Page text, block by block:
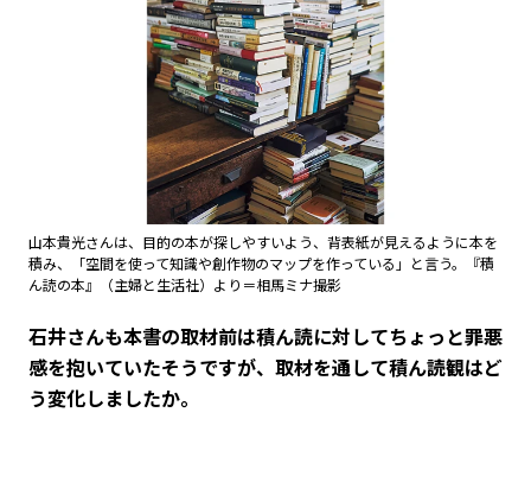
山本貴光さんは、目的の本が探しやすいよう、背表紙が見えるように本を
積み、「空間を使って知識や創作物のマップを作っている」と言う。『積
ん読の本』（主婦と生活社）より＝相馬ミナ撮影
――石井さんも本書の取材前は積ん読に対してちょっと罪悪
感を抱いていたそうですが、取材を通して積ん読観はど
う変化しましたか。